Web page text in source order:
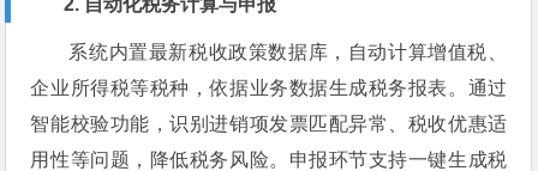
2. 自动化税务计算与申报
系统内置最新税收政策数据库，自动计算增值税、
企业所得税等税种，依据业务数据生成税务报表。通过
智能校验功能，识别进销项发票匹配异常、税收优惠适
用性等问题，降低税务风险。申报环节支持一键生成税